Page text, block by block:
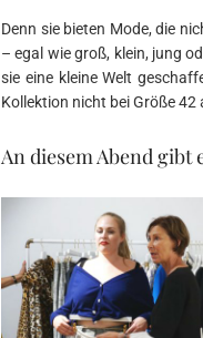
Denn sie bieten Mode, die
– egal wie groß, klein, jung
sie eine kleine Welt
Kollektion nicht bei Größe
An diesem Abend gibt